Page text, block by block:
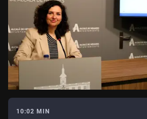
10:02 MIN